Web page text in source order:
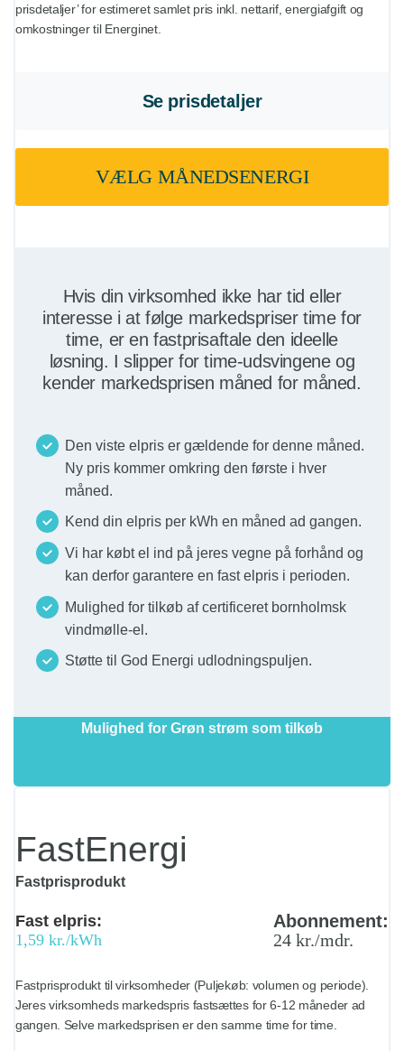
prisdetaljer’ for estimeret samlet pris inkl. nettarif, energiafgift og
omkostninger til Energinet.
Se prisdetaljer
VÆLG MÅNEDSENERGI
Hvis din virksomhed ikke har tid eller
interesse i at følge markedspriser time for
time, er en fastprisaftale den ideelle
løsning. I slipper for time-udsvingene og
kender markedsprisen måned for måned.
Den viste elpris er gældende for denne måned.
Ny pris kommer omkring den første i hver
måned.
Kend din elpris per kWh en måned ad gangen.
Vi har købt el ind på jeres vegne på forhånd og
kan derfor garantere en fast elpris i perioden.
Mulighed for tilkøb af certificeret bornholmsk
vindmølle-el.
Støtte til God Energi udlodningspuljen.
Mulighed for Grøn strøm som tilkøb
FastEnergi
Fastprisprodukt
Fast elpris:
1,59 kr./kWh
Abonnement:
24 kr./mdr.
Fastprisprodukt til virksomheder (Puljekøb: volumen og periode).
Jeres virksomheds markedspris fastsættes for 6-12 måneder ad
gangen. Selve markedsprisen er den samme time for time.